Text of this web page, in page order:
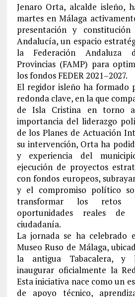
Jenaro Orta, alcalde isleño,
martes en Málaga
presentación y
Andalucía, un espacio
la Federación Andaluza
Provincias (FAMP) para
los fondos FEDER 2021–2027.
El regidor isleño ha formado
redonda clave, en la que
de Isla Cristina en torno
importancia del liderazgo
de los Planes de Actuación
su intervención, Orta ha
y experiencia del
ejecución de proyectos
con fondos europeos,
y el compromiso político
transformar los retos
oportunidades reales
ciudadanía.
La jornada se ha celebrado
Museo Ruso de Málaga,
la antigua Tabacalera, y
inaugurar oficialmente la
Esta iniciativa nace como un
de apoyo técnico,